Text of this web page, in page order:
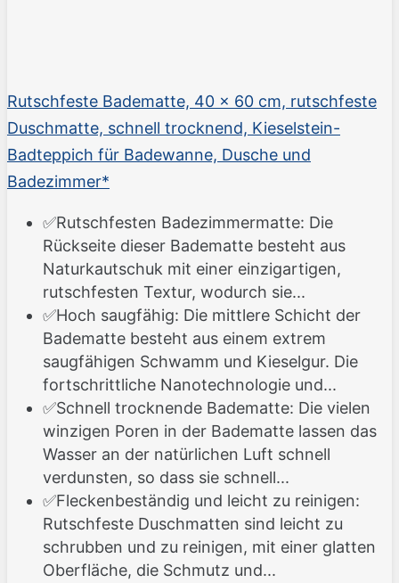
Rutschfeste Badematte, 40 x 60 cm, rutschfeste
Duschmatte, schnell trocknend, Kieselstein-
Badteppich für Badewanne, Dusche und
Badezimmer*
✅Rutschfesten Badezimmermatte: Die
Rückseite dieser Badematte besteht aus
Naturkautschuk mit einer einzigartigen,
rutschfesten Textur, wodurch sie...
✅Hoch saugfähig: Die mittlere Schicht der
Badematte besteht aus einem extrem
saugfähigen Schwamm und Kieselgur. Die
fortschrittliche Nanotechnologie und...
✅Schnell trocknende Badematte: Die vielen
winzigen Poren in der Badematte lassen das
Wasser an der natürlichen Luft schnell
verdunsten, so dass sie schnell...
✅Fleckenbeständig und leicht zu reinigen:
Rutschfeste Duschmatten sind leicht zu
schrubben und zu reinigen, mit einer glatten
Oberfläche, die Schmutz und...